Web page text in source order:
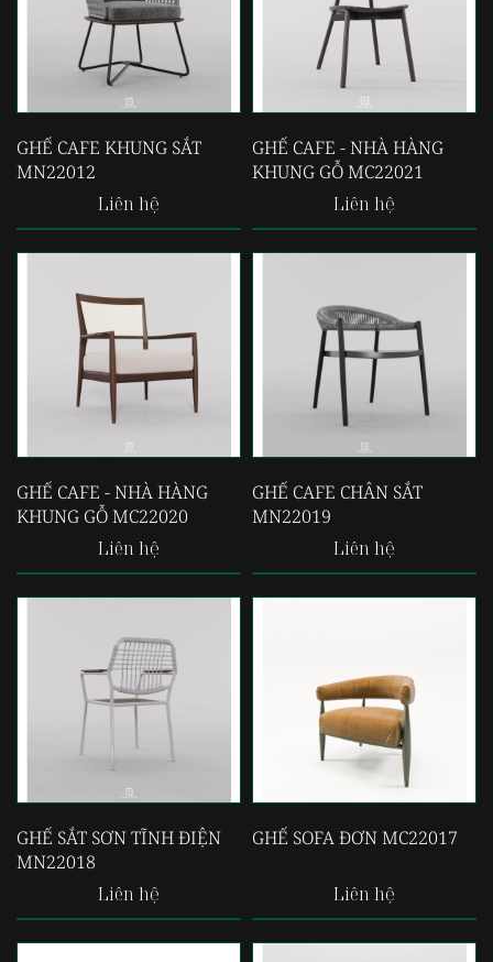
GHẾ CAFE KHUNG SẮT
MN22012
Liên hệ
GHẾ CAFE - NHÀ HÀNG
KHUNG GỖ MC22021
Liên hệ
GHẾ CAFE - NHÀ HÀNG
KHUNG GỖ MC22020
Liên hệ
GHẾ CAFE CHÂN SẮT
MN22019
Liên hệ
GHẾ SẮT SƠN TĨNH ĐIỆN
MN22018
Liên hệ
GHẾ SOFA ĐƠN MC22017
Liên hệ